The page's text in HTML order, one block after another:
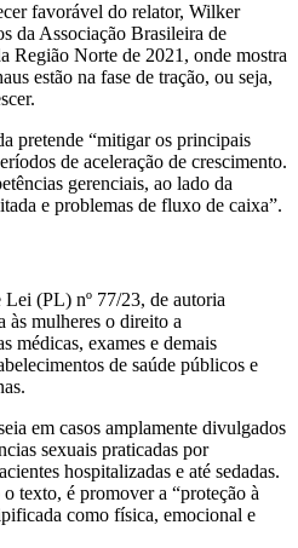
favorável do relator, Wilker
da Associação Brasileira de
Região Norte de 2021, onde mostra
estão na fase de tração, ou seja,
pretende “mitigar os principais
de aceleração de crescimento.
gerenciais, ao lado da
e problemas de fluxo de caixa”.
Lei (PL) nº 77/23, de autoria
às mulheres o direito a
médicas, exames e demais
de saúde públicos e
em casos amplamente divulgados
sexuais praticadas por
hospitalizadas e até sedadas.
texto, é promover a “proteção à
como física, emocional e